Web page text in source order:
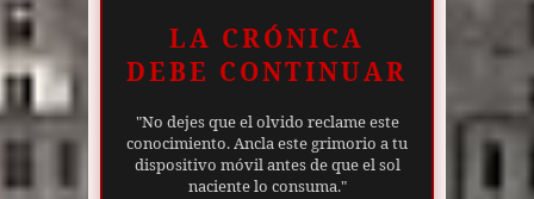
LA CRÓNICA
DEBE CONTINUAR
"No dejes que el olvido reclame este
conocimiento. Ancla este grimorio a tu
dispositivo móvil antes de que el sol
naciente lo consuma."